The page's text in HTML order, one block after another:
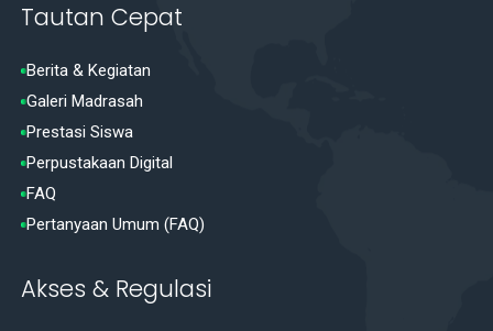
Tautan Cepat
Berita & Kegiatan
Galeri Madrasah
Prestasi Siswa
Perpustakaan Digital
FAQ
Pertanyaan Umum (FAQ)
Akses & Regulasi